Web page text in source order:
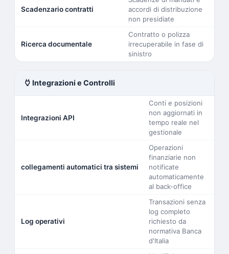
Scadenzario contratti
accordi di distribuzione
non presidiate
Ricerca documentale
Contratto o polizza
irrecuperabile in fase di
sinistro
power Integrazioni e Controlli
Integrazioni API
Conti e posizioni
non aggiornati in
tempo reale nel
gestionale
collegamenti automatici tra sistemi
Operazioni
finanziarie non
notificate
automaticamente
al back-office
Log operativi
Transazioni senza
log completo
richiesto da
normativa Banca
d'Italia